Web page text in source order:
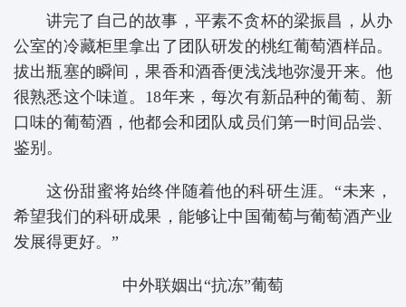
讲完了自己的故事，平素不贪杯的梁振昌，从办
公室的冷藏柜里拿出了团队研发的桃红葡萄酒样品。
拔出瓶塞的瞬间，果香和酒香便浅浅地弥漫开来。他
很熟悉这个味道。18年来，每次有新品种的葡萄、新
口味的葡萄酒，他都会和团队成员们第一时间品尝、
鉴别。
这份甜蜜将始终伴随着他的科研生涯。“未来，
希望我们的科研成果，能够让中国葡萄与葡萄酒产业
发展得更好。”
中外联姻出“抗冻”葡萄